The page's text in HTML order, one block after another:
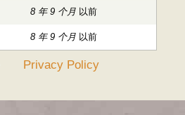
8 年 9 个月 以前
8 年 9 个月 以前
Privacy Policy